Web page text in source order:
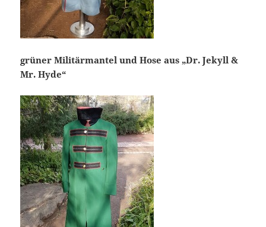
grüner Militärmantel und Hose aus „Dr. Jekyll &
Mr. Hyde“